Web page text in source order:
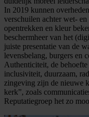
In 2019 kunnen
verschuilen achter wet-
opentrekken en kleur
beschermheer van het
juiste presentatie van de
levensbelang, burgers en
Authenticiteit, de
inclusiviteit, duurzaam,
zingeving zijn de nieuwe
kerk”, zoals
Reputatiegroep het zo